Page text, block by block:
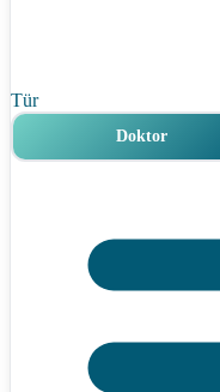
Tür
Doktor